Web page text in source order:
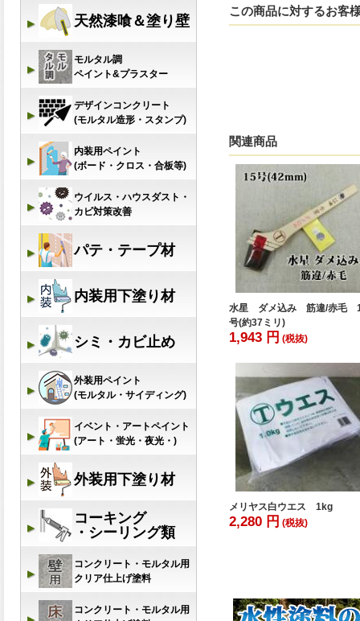
この商品に対するお客
関連商品
水星 ダメ込み 筋違/赤毛
号(約37ミリ)
1,943 円 (税抜)
メリヤス白ウエス 1kg
2,280 円 (税抜)